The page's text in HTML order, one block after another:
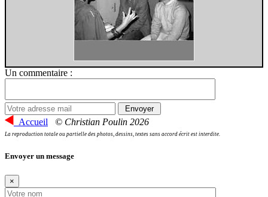
Un commentaire :
Accueil © Christian Poulin 2026
La reproduction totale ou partielle des photos, dessins, textes sans accord écrit est interdite.
Envoyer un message
×